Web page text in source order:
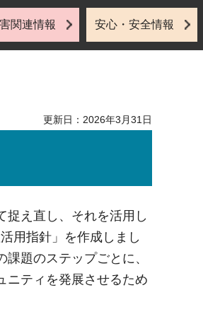
関連情報 安心・安全情報
更新日：2026年3月31日
捉え直し、それを活用し
用指針」を作成しまし
題のステップごとに、
ニティを発展させるため